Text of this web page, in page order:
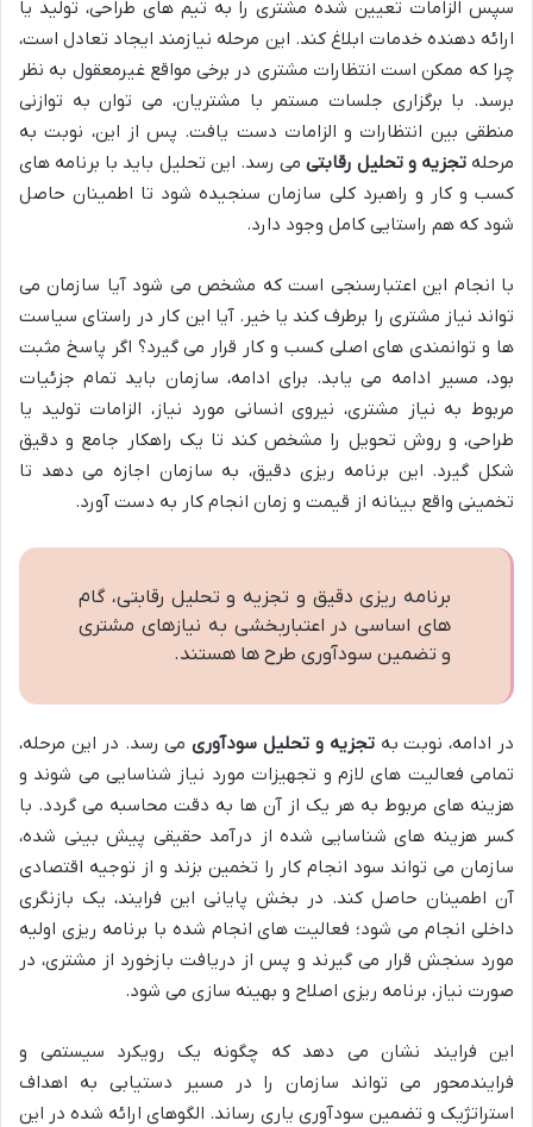
سپس الزامات تعیین شده مشتری را به تیم های طراحی، تولید یا
ارائه دهنده خدمات ابلاغ کند. این مرحله نیازمند ایجاد تعادل است،
چرا که ممکن است انتظارات مشتری در برخی مواقع غیرمعقول به نظر
برسد. با برگزاری جلسات مستمر با مشتریان، می توان به توازنی
منطقی بین انتظارات و الزامات دست یافت. پس از این، نوبت به
مرحلهتجزیه و تحلیل رقابتیمی رسد. این تحلیل باید با برنامه های
کسب و کار و راهبرد کلی سازمان سنجیده شود تا اطمینان حاصل
شود که هم راستایی کامل وجود دارد.
با انجام این اعتبارسنجی است که مشخص می شود آیا سازمان می
تواند نیاز مشتری را برطرف کند یا خیر. آیا این کار در راستای سیاست
ها و توانمندی های اصلی کسب و کار قرار می گیرد؟ اگر پاسخ مثبت
بود، مسیر ادامه می یابد. برای ادامه، سازمان باید تمام جزئیات
مربوط به نیاز مشتری، نیروی انسانی مورد نیاز، الزامات تولید یا
طراحی، و روش تحویل را مشخص کند تا یک راهکار جامع و دقیق
شکل گیرد. این برنامه ریزی دقیق، به سازمان اجازه می دهد تا
تخمینی واقع بینانه از قیمت و زمان انجام کار به دست آورد.
برنامه ریزی دقیق و تجزیه و تحلیل رقابتی، گام
های اساسی در اعتباربخشی به نیازهای مشتری
و تضمین سودآوری طرح ها هستند.
در ادامه، نوبت بهتجزیه و تحلیل سودآوریمی رسد. در این مرحله،
تمامی فعالیت های لازم و تجهیزات مورد نیاز شناسایی می شوند و
هزینه های مربوط به هر یک از آن ها به دقت محاسبه می گردد. با
کسر هزینه های شناسایی شده از درآمد حقیقی پیش بینی شده،
سازمان می تواند سود انجام کار را تخمین بزند و از توجیه اقتصادی
آن اطمینان حاصل کند. در بخش پایانی این فرایند، یک بازنگری
داخلی انجام می شود؛ فعالیت های انجام شده با برنامه ریزی اولیه
مورد سنجش قرار می گیرند و پس از دریافت بازخورد از مشتری، در
صورت نیاز، برنامه ریزی اصلاح و بهینه سازی می شود.
این فرایند نشان می دهد که چگونه یک رویکرد سیستمی و
فرایندمحور می تواند سازمان را در مسیر دستیابی به اهداف
استراتژیک و تضمین سودآوری یاری رساند. الگوهای ارائه شده در این